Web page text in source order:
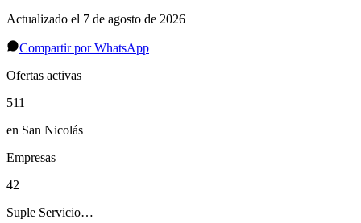
Actualizado el 7 de agosto de 2026
Compartir por WhatsApp
Ofertas activas
511
en San Nicolás
Empresas
42
Suple Servicio…